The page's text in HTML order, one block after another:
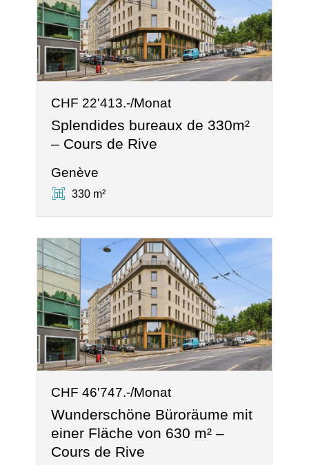
CHF 22'413.-/Monat
Splendides bureaux de 330m²
– Cours de Rive
Genève
330 m²
CHF 46'747.-/Monat
Wunderschöne Büroräume mit
einer Fläche von 630 m² –
Cours de Rive